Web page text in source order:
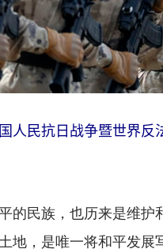
人民抗日战争暨世界
民族，也历来是维护
地，是唯一将和平发展